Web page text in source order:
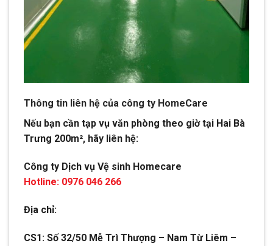
Thông tin liên hệ của công ty HomeCare
Nếu bạn cần tạp vụ văn phòng theo giờ tại Hai Bà
Trưng 200m², hãy liên hệ:
Công ty Dịch vụ Vệ sinh Homecare
Hotline: 0976 046 266
Địa chỉ:
CS1: Số 32/50 Mễ Trì Thượng – Nam Từ Liêm –